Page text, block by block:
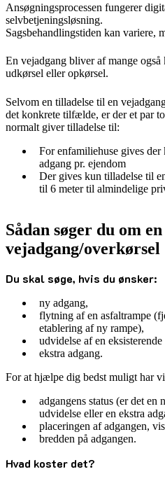
Ansøgningsprocessen fungerer
selvbetjeningsløsning.
Sagsbehandlingstiden kan variere,
En vejadgang bliver af mange
udkørsel eller opkørsel.
Selvom en tilladelse til en
det konkrete tilfælde, er der et par
normalt giver tilladelse til:
For enfamiliehuse gives
adgang pr. ejendom
Der gives kun tilladelse til
til 6 meter til almindelige
Sådan søger du om en
vejadgang/overkørsel
Du skal søge, hvis du ønsker:
ny adgang,
flytning af en asfaltrampe
etablering af ny rampe),
udvidelse af en eksisterende
ekstra adgang.
For at hjælpe dig bedst muligt har
adgangens status (er det
udvidelse eller en ekstra
placeringen af adgangen,
bredden på adgangen.
Hvad koster det?